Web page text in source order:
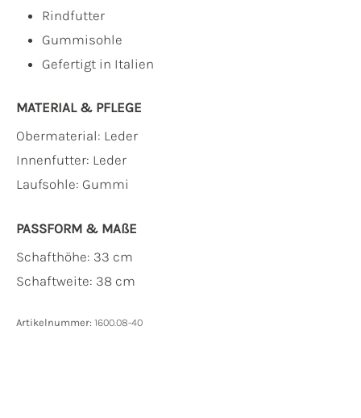
Rindfutter
Gummisohle
Gefertigt in Italien
MATERIAL & PFLEGE
Obermaterial: Leder
Innenfutter: Leder
Laufsohle: Gummi
PASSFORM & MAẞE
Schafthöhe: 33 cm
Schaftweite: 38 cm
Artikelnummer: 1600.08-40